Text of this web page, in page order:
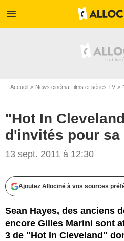
menu
Accueil News cinéma, films et séries TV
"Hot In
d'invités pour sa
13 sept. 2011 à 12:30
Ajoutez Allociné à vos sources
Sean Hayes, des anciens
encore Gilles Marini sont
3 de "Hot In Cleveland"